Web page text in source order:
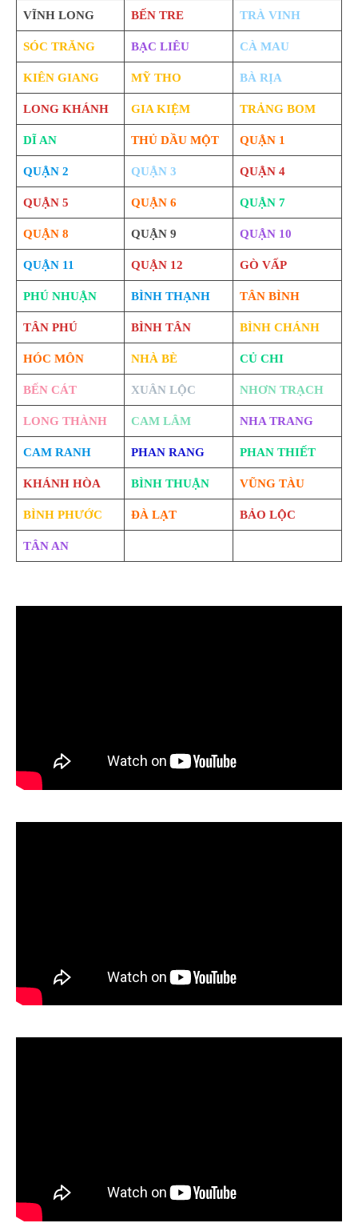
VĨNH LONG BẾN TRE TRÀ VINH
SÓC TRĂNG BẠC LIÊU CÀ MAU
KIÊN GIANG MỸ THO BÀ RỊA
LONG KHÁNH GIA KIỆM TRẢNG BOM
DĨ AN THỦ DẦU MỘT QUẬN 1
QUẬN 2 QUẬN 3 QUẬN 4
QUẬN 5 QUẬN 6 QUẬN 7
QUẬN 8 QUẬN 9 QUẬN 10
QUẬN 11 QUẬN 12 GÒ VẤP
PHÚ NHUẬN BÌNH THẠNH TÂN BÌNH
TÂN PHÚ BÌNH TÂN BÌNH CHÁNH
HÓC MÔN NHÀ BÈ CỦ CHI
BẾN CÁT XUÂN LỘC NHƠN TRẠCH
LONG THÀNH CAM LÂM NHA TRANG
CAM RANH PHAN RANG PHAN THIẾT
KHÁNH HÒA BÌNH THUẬN VŨNG TÀU
BÌNH PHƯỚC ĐÀ LẠT BẢO LỘC
TÂN AN